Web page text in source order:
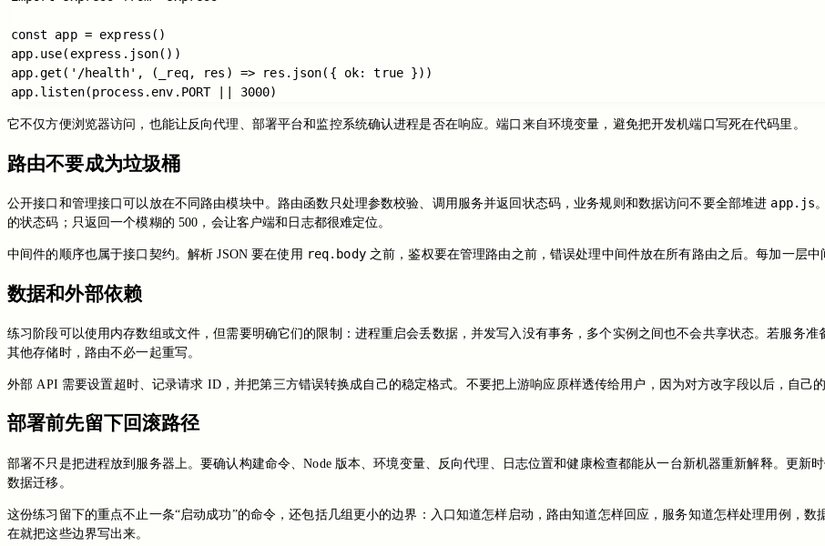
const app = express()
app.use(express.json())
app.get('/health', (_req, res) => res.json({ ok: true }))
它不仅方便浏览器访问，也能让反向代理、部署平台和监控系统确认进程是否在响应。端口来自环境变量，避免把开发机端口写死在代码里。
路由不要成为垃圾桶
公开接口和管理接口可以放在不同路由模块中。路由函数只处理参数校验、调用服务并返回状态码，业务规则和数据访问不要全部堆进 app.js
的状态码；只返回一个模糊的 500，会让客户端和日志都很难定位。
中间件的顺序也属于接口契约。解析 JSON 要在使用 req.body之前，鉴权要在管理路由之前，错误处理中间件放在所有路由之后。每加一层
数据和外部依赖
练习阶段可以使用内存数组或文件，但需要明确它们的限制：进程重启会丢数据，并发写入没有事务，多个实例之间也不会共享状态。若服务
其他存储时，路由不必一起重写。
外部 API 需要设置超时、记录请求 ID，并把第三方错误转换成自己的稳定格式。不要把上游响应原样透传给用户，因为对方改字段以后，自己
部署前先留下回滚路径
部署不只是把进程放到服务器上。要确认构建命令、Node 版本、环境变量、反向代理、日志位置和健康检查都能从一台新机器重新解释。更新
数据迁移。
这份练习留下的重点不止一条“启动成功”的命令，还包括几组更小的边界：入口知道怎样启动，路由知道怎样回应，服务知道怎样处理用例，
在就把这些边界写出来。